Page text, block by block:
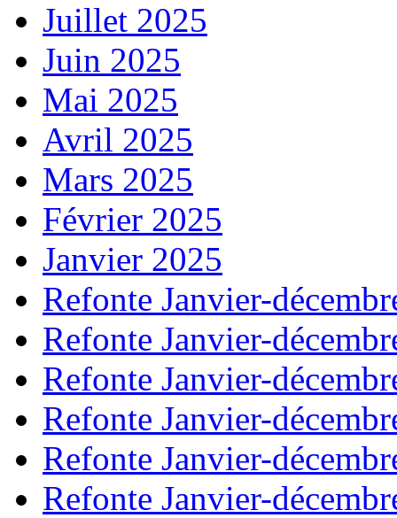
Juillet 2025
Juin 2025
Mai 2025
Avril 2025
Mars 2025
Février 2025
Janvier 2025
Refonte Janvier-
Refonte Janvier-
Refonte Janvier-
Refonte Janvier-
Refonte Janvier-
Refonte Janvier-